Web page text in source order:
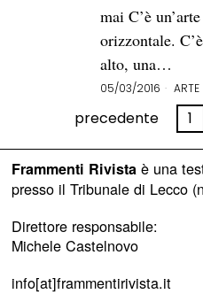
mai C’è
orizzontale.
alto, una…
05/03/2016 ARTE
precedente 1
Frammenti Rivistaè una
presso il Tribunale di Lecco
Direttore responsabile:
Michele Castelnovo
info[at]frammentirivista.it